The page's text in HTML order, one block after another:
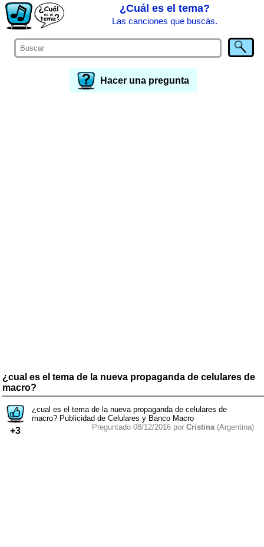
¿Cuál es el tema?
Las canciones que buscás.
Hacer una pregunta
¿cual es el tema de la nueva propaganda de celulares de
macro?
+3
¿cual es el tema de la nueva propaganda de celulares de
macro? Publicidad de Celulares y Banco Macro
Preguntado 08/12/2016 por Cristina (Argentina)